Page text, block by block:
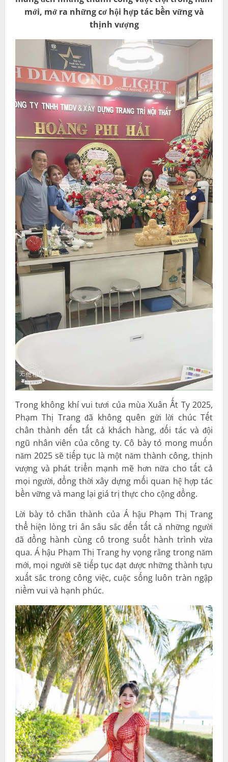
mới, mở ra những cơ hội hợp tác bền vững và
thịnh vượng
Trong không khí vui tươi của mùa Xuân Ất Tỵ 2025,
Phạm Thị Trang đã không quên gửi lời chúc Tết
chân thành đến tất cả khách hàng, đối tác và đội
ngũ nhân viên của công ty. Cô bày tỏ mong muốn
năm 2025 sẽ tiếp tục là một năm thành công, thịnh
vượng và phát triển mạnh mẽ hơn nữa cho tất cả
mọi người, đồng thời xây dựng mối quan hệ hợp tác
bền vững và mang lại giá trị thực cho cộng đồng.
Lời bày tỏ chân thành của Á hậu Phạm Thị Trang
thể hiện lòng tri ân sâu sắc đến tất cả những người
đã đồng hành cùng cô trong suốt hành trình vừa
qua. Á hậu Phạm Thị Trang hy vọng rằng trong năm
mới, mọi người sẽ tiếp tục đạt được những thành tựu
xuất sắc trong công việc, cuộc sống luôn tràn ngập
niềm vui và hạnh phúc.